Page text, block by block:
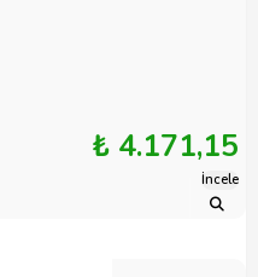
₺ 4.171,15
İncele